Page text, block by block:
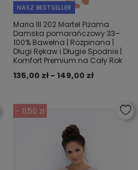
NASZ BESTSELLER
Maria III 202 Martel Piżama
Damska pomarańczowy 33–
100% Bawełna | Rozpinana |
Długi Rękaw i Długie Spodnie |
Komfort Premium na Cały Rok
135,00 zł - 149,00 zł
- 11,50 zł